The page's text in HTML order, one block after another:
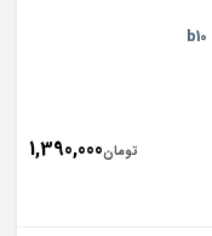
تومان1,390,000